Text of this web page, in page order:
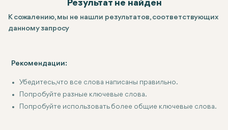
Результат не найден
К сожалению, мы не нашли результатов, соответствующих
данному запросу
Рекомендации:
Убедитесь, что все слова написаны правильно.
Попробуйте разные ключевые слова.
Попробуйте использовать более общие ключевые слова.